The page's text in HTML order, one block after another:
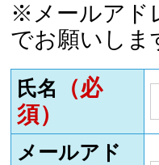
※メールアド
でお願いしま
氏名
（必
須）
メールアド